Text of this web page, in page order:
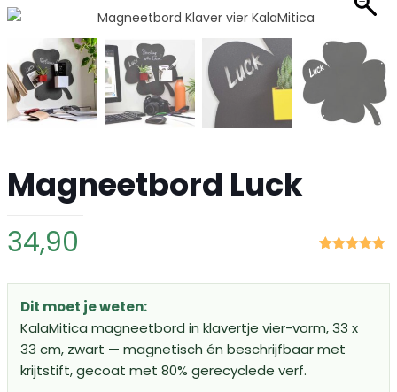
Magneetbord Luck
gebaseerd
34,90
Dit moet je weten:
KalaMitica magneetbord in klavertje vier-vorm, 33 x
33 cm, zwart — magnetisch én beschrijfbaar met
krijtstift, gecoat met 80% gerecyclede verf.